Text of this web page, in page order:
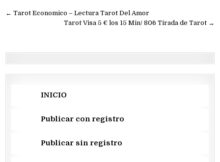
Navegación
← Tarot Economico – Lectura Tarot Del Amor
Tarot Visa 5 € los 15 Min/ 806 Tirada de Tarot →
INICIO
Publicar con registro
Publicar sin registro